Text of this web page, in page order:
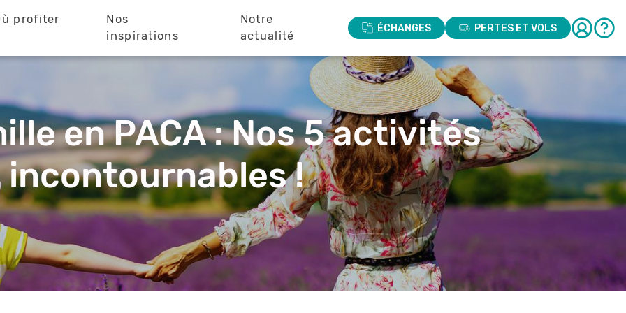
profiter
Nos
inspirations
Notre
actualité
ÉCHANGES PERTES ET VOLS
en PACA : Nos 5 activités
incontournables !